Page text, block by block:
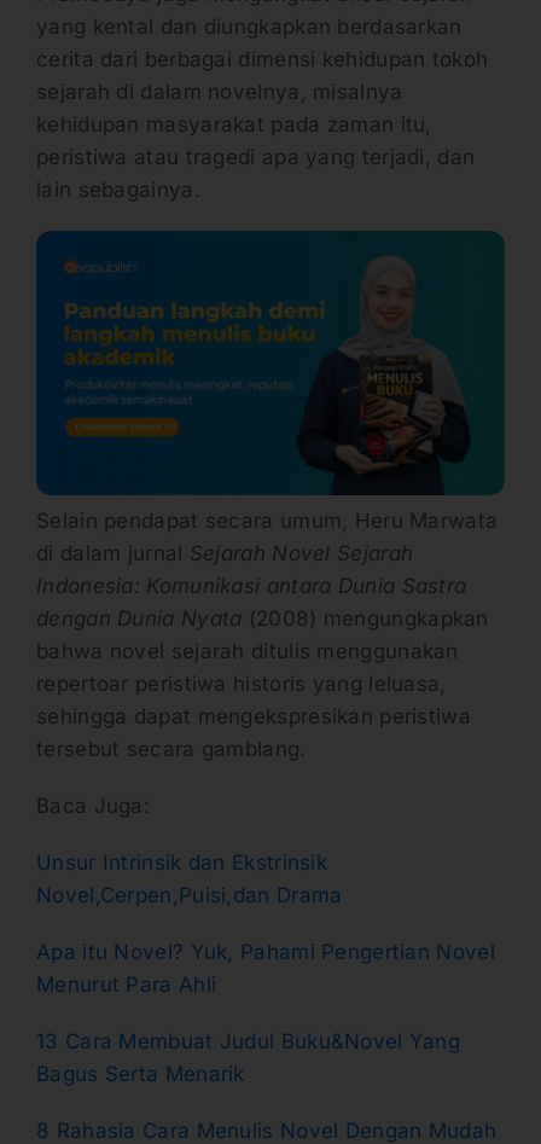
yang kental dan diungkapkan berdasarkan
cerita dari berbagai dimensi kehidupan tokoh
sejarah di dalam novelnya, misalnya
kehidupan masyarakat pada zaman itu,
peristiwa atau tragedi apa yang terjadi, dan
lain sebagainya.
Selain pendapat secara umum, Heru Marwata
di dalam jurnal Sejarah Novel Sejarah
Indonesia: Komunikasi antara Dunia Sastra
dengan Dunia Nyata (2008) mengungkapkan
bahwa novel sejarah ditulis menggunakan
repertoar peristiwa historis yang leluasa,
sehingga dapat mengekspresikan peristiwa
tersebut secara gamblang.
Baca Juga:
Unsur Intrinsik dan Ekstrinsik
Novel,Cerpen,Puisi,dan Drama
Apa itu Novel? Yuk, Pahami Pengertian Novel
Menurut Para Ahli
13 Cara Membuat Judul Buku&Novel Yang
Bagus Serta Menarik
8 Rahasia Cara Menulis Novel Dengan Mudah